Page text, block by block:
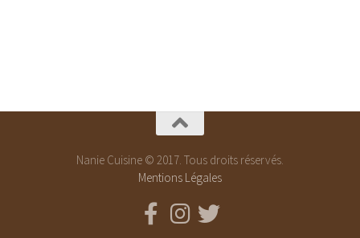
Nanie Cuisine © 2017. Tous droits réservés.
Mentions Légales